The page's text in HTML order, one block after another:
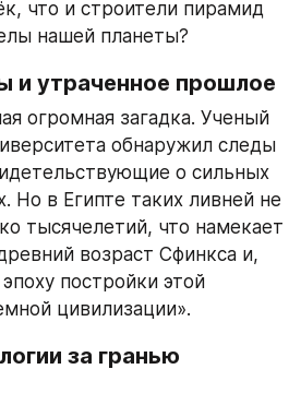
что и строители пирамид
нашей планеты?
и утраченное прошлое
огромная загадка. Ученый
обнаружил следы
о сильных
Но в Египте таких ливней не
тысячелетий, что намекает
возраст Сфинкса и,
постройки этой
цивилизации».
за гранью